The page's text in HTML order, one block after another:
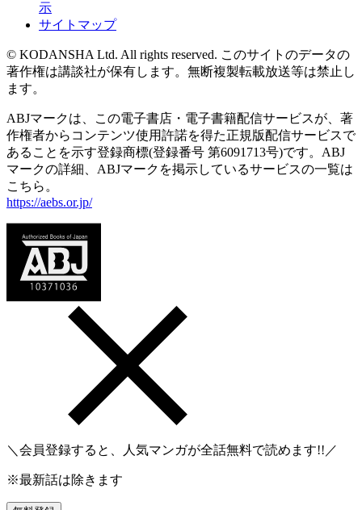
示
サイトマップ
© KODANSHA Ltd. All rights reserved. このサイトのデータの
著作権は講談社が保有します。無断複製転載放送等は禁止し
ます。
ABJマークは、この電子書店・電子書籍配信サービスが、著
作権者からコンテンツ使用許諾を得た正規版配信サービスで
あることを示す登録商標(登録番号 第6091713号)です。ABJ
マークの詳細、ABJマークを掲示しているサービスの一覧は
こちら。
https://aebs.or.jp/
＼会員登録すると、人気マンガが全話無料で読めます!!／
※最新話は除きます